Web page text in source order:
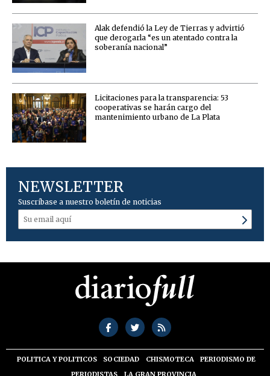
Alak defendió la Ley de Tierras y advirtió
que derogarla “es un atentado contra la
soberanía nacional”
Licitaciones para la transparencia: 53
cooperativas se harán cargo del
mantenimiento urbano de La Plata
NEWSLETTER
Suscríbase a nuestro boletín de noticias
POLITICA Y POLITICOS SOCIEDAD CHISMOTECA
PERIODISMO DE
PERIODISTAS
LA GRAN PROVINCIA